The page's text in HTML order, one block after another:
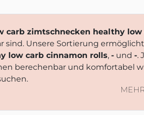
carb zimtschnecken healthy
sind. Unsere Sortierung
low carb cinnamon rolls, - und -.
berechenbar und komfortabel